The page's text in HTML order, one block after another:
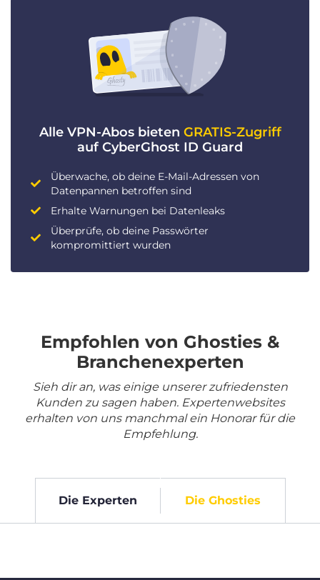
Alle VPN-Abos bieten GRATIS-Zugriff
auf CyberGhost ID Guard
Überwache, ob deine E-Mail-Adressen von
Datenpannen betroffen sind
Erhalte Warnungen bei Datenleaks
Überprüfe, ob deine Passwörter
kompromittiert wurden
Empfohlen von Ghosties &
Branchenexperten
Sieh dir an, was einige unserer zufriedensten
Kunden zu sagen haben. Expertenwebsites
erhalten von uns manchmal ein Honorar für die
Empfehlung.
Die Experten Die Ghosties